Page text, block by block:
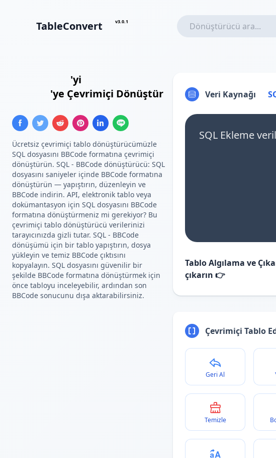
TableConvert v3.0.1
'yi
'ye Çevrimiçi Dönüştür
Ücretsiz çevrimiçi tablo dönüştürücümüzle
SQL dosyasını BBCode formatına çevrimiçi
dönüştürün. SQL - BBCode dönüştürücü: SQL
dosyasını saniyeler içinde BBCode formatına
dönüştürün — yapıştırın, düzenleyin ve
BBCode indirin. API, elektronik tablo veya
dokümantasyon için SQL dosyasını BBCode
formatına dönüştürmeniz mi gerekiyor? Bu
çevrimiçi tablo dönüştürücü verilerinizi
tarayıcınızda gizli tutar. SQL - BBCode
dönüşümü için bir tablo yapıştırın, dosya
yükleyin ve temiz BBCode çıktısını
kopyalayın. SQL dosyasını güvenilir bir
şekilde BBCode formatına dönüştürmek için
önce tabloyu inceleyebilir, ardından son
BBCode sonucunu dışa aktarabilirsiniz.
Veri Kaynağı
SQL Ekleme
Tablo Algılama ve
çıkarın 👉
Çevrimiçi Tablo
Geri Al
Temizle